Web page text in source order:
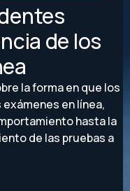
de los
la forma en que los
en línea,
hasta la
de las pruebas a